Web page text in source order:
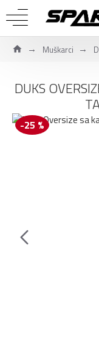
Muškarci
DUKS
-25 %